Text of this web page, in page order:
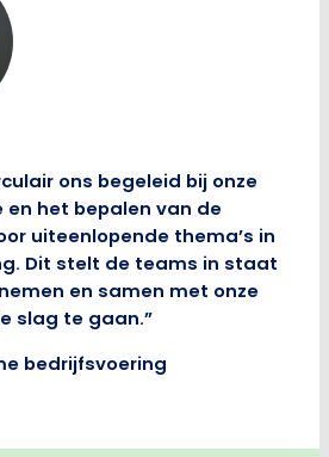
ons begeleid bij onze
het bepalen van de
uiteenlopende thema’s in
Dit stelt de teams in staat
en samen met onze
slag te gaan.”
bedrijfsvoering